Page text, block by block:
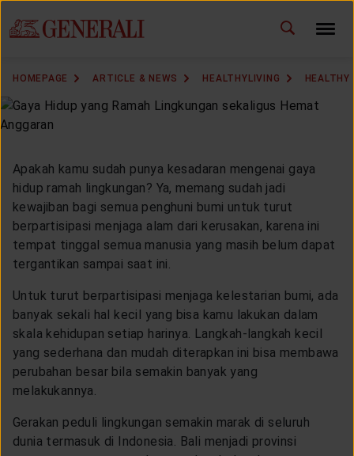
HOMEPAGE ARTICLE & NEWS HEALTHYLIVING HEALTHY
Apakah kamu sudah punya kesadaran mengenai gaya
hidup ramah lingkungan? Ya, memang sudah jadi
kewajiban bagi semua penghuni bumi untuk turut
berpartisipasi menjaga alam dari kerusakan, karena ini
tempat tinggal semua manusia yang masih belum dapat
tergantikan sampai saat ini.
Untuk turut berpartisipasi menjaga kelestarian bumi, ada
banyak sekali hal kecil yang bisa kamu lakukan dalam
skala kehidupan setiap harinya. Langkah-langkah kecil
yang sederhana dan mudah diterapkan ini bisa membawa
perubahan besar bila semakin banyak yang
melakukannya.
Gerakan peduli lingkungan semakin marak di seluruh
dunia termasuk di Indonesia. Bali menjadi provinsi
CHANGE LANGUAGE ID EN
MARKETING OFFICE
INSURANCE DICTIONARY
OUR SOLUTION
CUSTOMER SERVICE
ARTICLE & NEWS